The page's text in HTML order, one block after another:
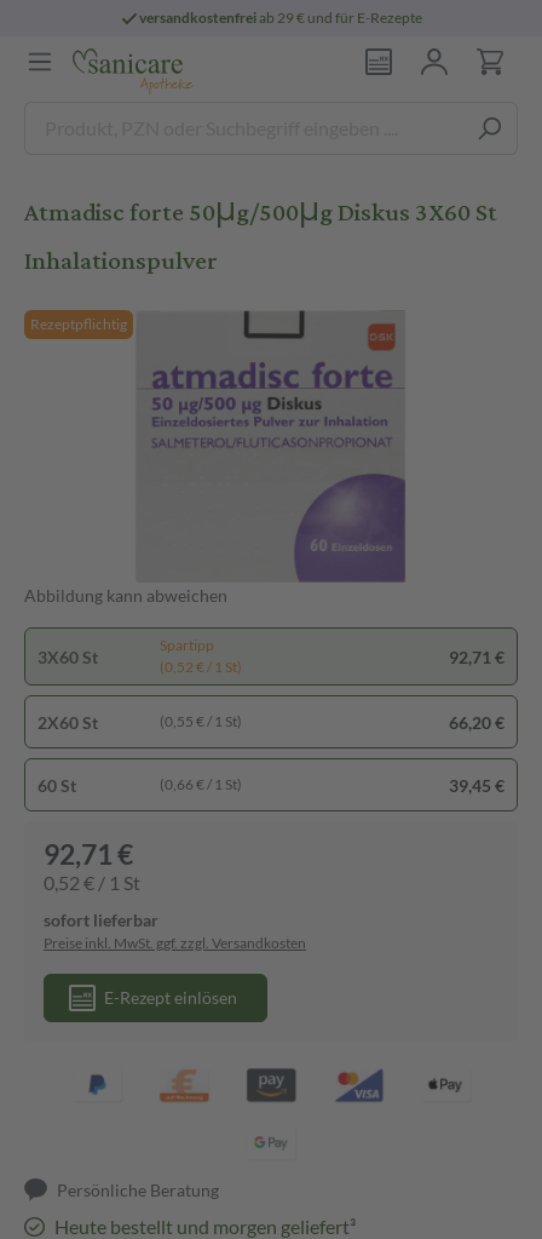
versandkostenfreiab 29 € und für E-Rezepte
Atmadisc forte 50μg/500μg Diskus 3X60 St
Inhalationspulver
Rezeptpflichtig
Abbildung kann abweichen
3X60 St
Spartipp
(0,52 € / 1 St)
92,71 €
2X60 St (0,55 € / 1 St) 66,20 €
60 St (0,66 € / 1 St) 39,45 €
92,71 €
0,52 € / 1 St
sofort lieferbar
Preise inkl. MwSt. ggf. zzgl. Versandkosten
E-Rezept einlösen
Persönliche Beratung
Heute bestellt und morgen geliefert³